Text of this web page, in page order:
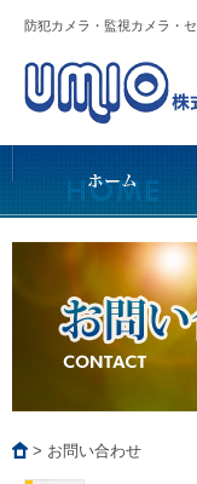
防犯カメラ・監視カメラ・
> お問い合わせ